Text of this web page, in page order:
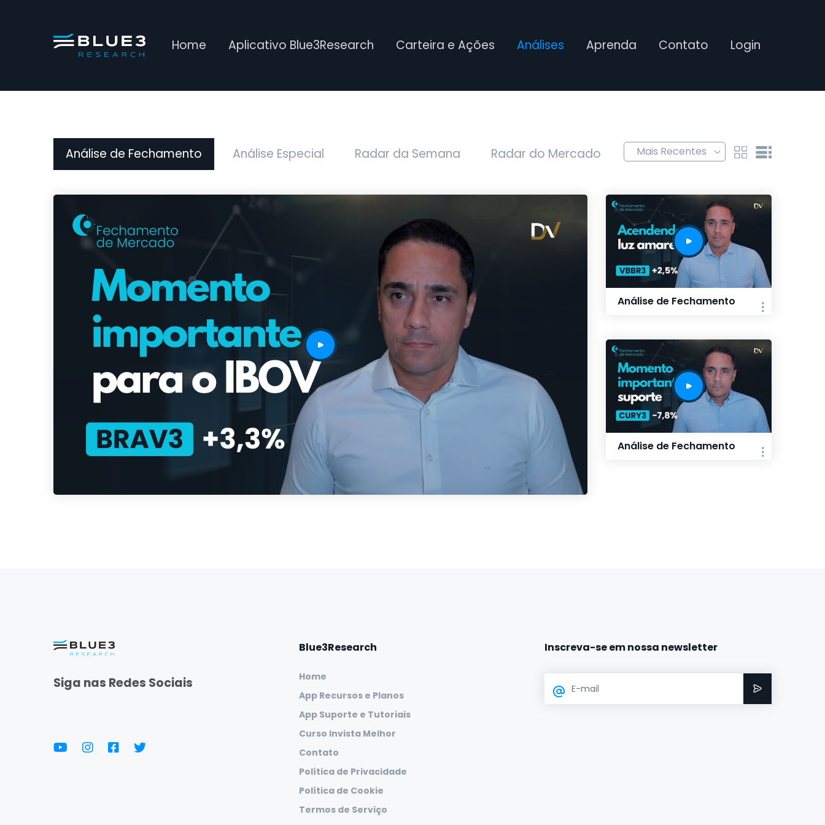
Home Aplicativo Blue3Research Carteira e Ações Análises Aprenda Contato Login
Análise de Fechamento Análise Especial Radar da Semana Radar do Mercado
Análise de Fechamento
Análise de Fechamento
Siga nas Redes Sociais
Blue3Research
Home
App Recursos e Planos
App Suporte e Tutoriais
Curso Invista Melhor
Contato
Política de Privacidade
Política de Cookie
Termos de Serviço
Inscreva-se em nossa newsletter